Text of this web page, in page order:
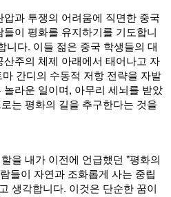
과 투쟁의 어려움에 직면한 중국
이 평화를 유지하기를 기도합니
니다. 이들 젊은 중국 학생들의 대
주의 체제 아래에서 태어나고 자
간디의 수동적 저항 전략을 자발
라운 일이며, 아무리 세뇌를 받았
는 평화의 길을 추구한다는 것을
을 내가 이전에 언급했던 "평화의
들이 자연과 조화롭게 사는 중립
생각합니다. 이것은 단순한 꿈이